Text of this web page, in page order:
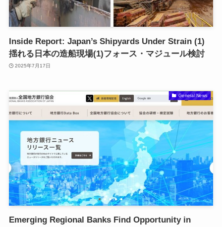
Inside Report: Japan’s Shipyards Under Strain (1)
揺れる日本の造船現場(1)フォース・マジュール検討
2025年7月17日
General News
Emerging Regional Banks Find Opportunity in